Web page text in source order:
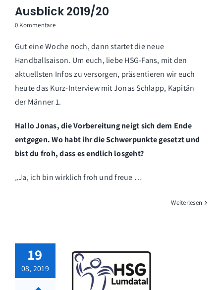
Ausblick 2019/20
0 Kommentare
Gut eine Woche noch, dann startet die neue
Handballsaison. Um euch, liebe HSG-Fans, mit den
aktuellsten Infos zu versorgen, präsentieren wir euch
heute das Kurz-Interview mit Jonas Schlapp, Kapitän
der Männer 1.
Hallo Jonas, die Vorbereitung neigt sich dem Ende
entgegen. Wo habt ihr die Schwerpunkte gesetzt und
bist du froh, dass es endlich losgeht?
„Ja, ich bin wirklich froh und freue …
Weiterlesen
19
08, 2019